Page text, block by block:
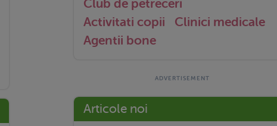
Club de petreceri
Activitati copii
Clinici medicale
Agentii bone
Articole noi